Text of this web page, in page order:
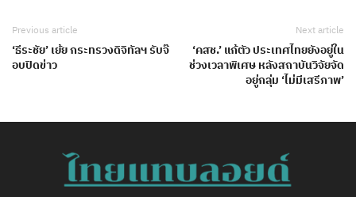
Previous article
‘ธีระชัย’ เย้ย กระทรวงดิจิทัลฯ รับจ๊
อบปิดข่าว
Next article
‘คสช.’ แก้ตัว ประเทศไทยยังอยู่ใน
ช่วงเวลาพิเศษ หลังสถาบันวิจัยจัด
อยู่กลุ่ม ‘ไม่มีเสรีภาพ’